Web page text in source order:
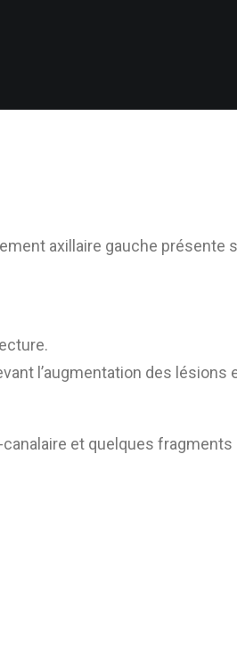
axillaire gauche présente
l’augmentation des lésions
et quelques